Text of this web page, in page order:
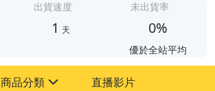
出貨速度
1 天
未出貨率
0%
優於全站平均
商品分類 直播影片